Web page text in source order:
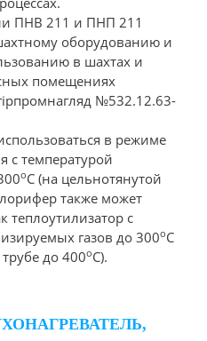
ПНВ 211 и ПНП 211
оборудованию и
в шахтах и
помещениях
№532.12.63-
в режиме
с температурой
оС (на цельнотянутой
также может
теплоутилизатор с
газов до 300оС
до 400оС).